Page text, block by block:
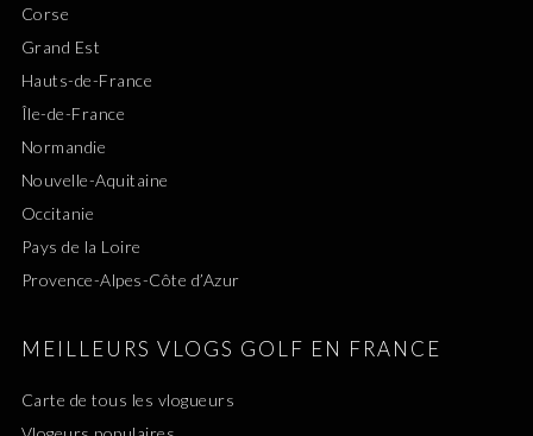
Corse
Grand Est
Hauts-de-France
Île-de-France
Normandie
Nouvelle-Aquitaine
Occitanie
Pays de la Loire
Provence-Alpes-Côte d’Azur
MEILLEURS VLOGS GOLF EN FRANCE
Carte de tous les vlogueurs